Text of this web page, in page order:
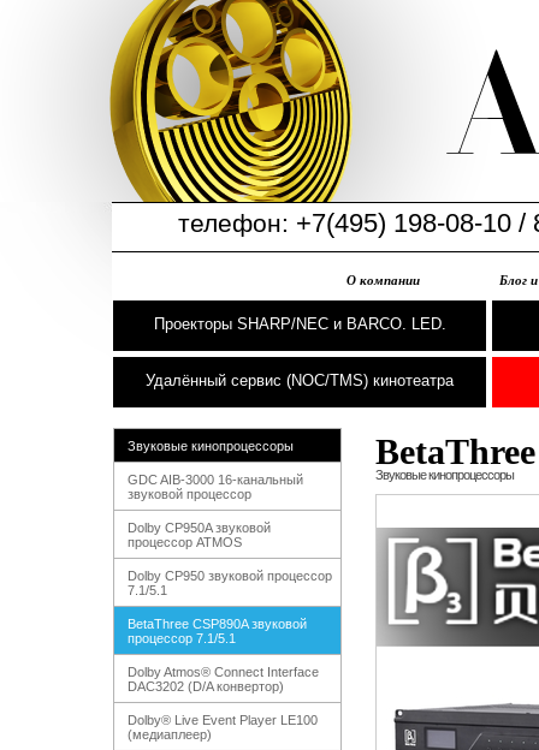
телефон: +7(495) 198-08-10 /
О компании Блог
Проекторы SHARP/NEC и BARCO. LED.
Удалённый сервис (NOC/TMS) кинотеатра
Звуковые кинопроцессоры
GDC AIB-3000 16-канальный
звуковой процессор
Dolby СР950A звуковой
процессор ATMOS
Dolby СР950 звуковой процессор
7.1/5.1
BetaThree CSP890A звуковой
процессор 7.1/5.1
Dolby Atmos® Connect Interface
DAC3202 (D/A конвертор)
Dolby® Live Event Player LE100
(медиаплеер)
Звуковые кинопроцессоры